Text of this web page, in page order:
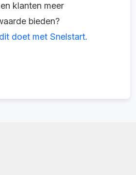
klanten meer
bieden?
doet met Snelstart.